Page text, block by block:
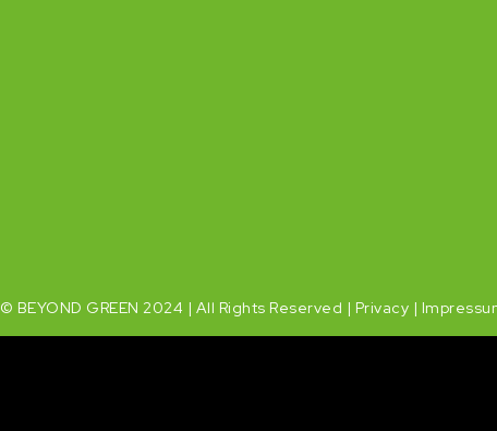
© BEYOND GREEN 2024 | All Rights Reserved | Privacy |